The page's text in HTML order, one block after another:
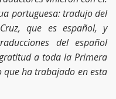
portuguesa: tradujo del
que es español, y
del español
a toda la Primera
que ha trabajado en esta